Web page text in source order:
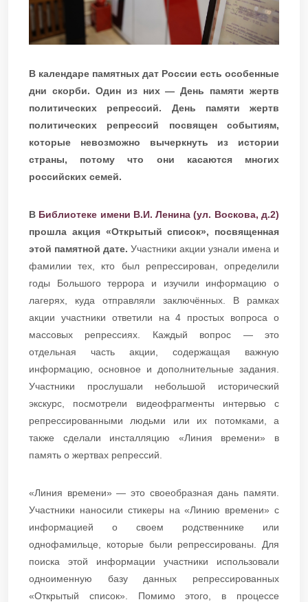
В календаре памятных дат России есть особенные
дни скорби. Один из них — День памяти жертв
политических репрессий. День памяти жертв
политических репрессий посвящен событиям,
которые невозможно вычеркнуть из истории
страны, потому что они касаются многих
российских семей.
В Библиотеке имени В.И. Ленина (ул. Воскова, д.2)
прошла акция «Открытый список», посвященная
этой памятной дате. Участники акции узнали имена и
фамилии тех, кто был репрессирован, определили
годы Большого террора и изучили информацию о
лагерях, куда отправляли заключённых. В рамках
акции участники ответили на 4 простых вопроса о
массовых репрессиях. Каждый вопрос — это
отдельная часть акции, содержащая важную
информацию, основное и дополнительные задания.
Участники прослушали небольшой исторический
экскурс, посмотрели видеофрагменты интервью с
репрессированными людьми или их потомками, а
также сделали инсталляцию «Линия времени» в
память о жертвах репрессий.
«Линия времени» — это своеобразная дань памяти.
Участники наносили стикеры на «Линию времени» с
информацией о своем родственнике или
однофамильце, которые были репрессированы. Для
поиска этой информации участники использовали
одноименную базу данных репрессированных
«Открытый список». Помимо этого, в процессе